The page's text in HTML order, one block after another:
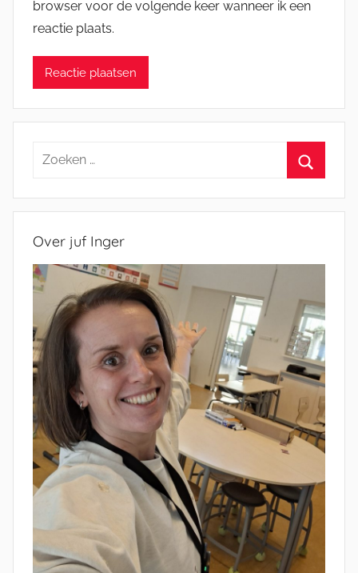
browser voor de volgende keer wanneer ik een
reactie plaats.
Zoeken
Over juf Inger